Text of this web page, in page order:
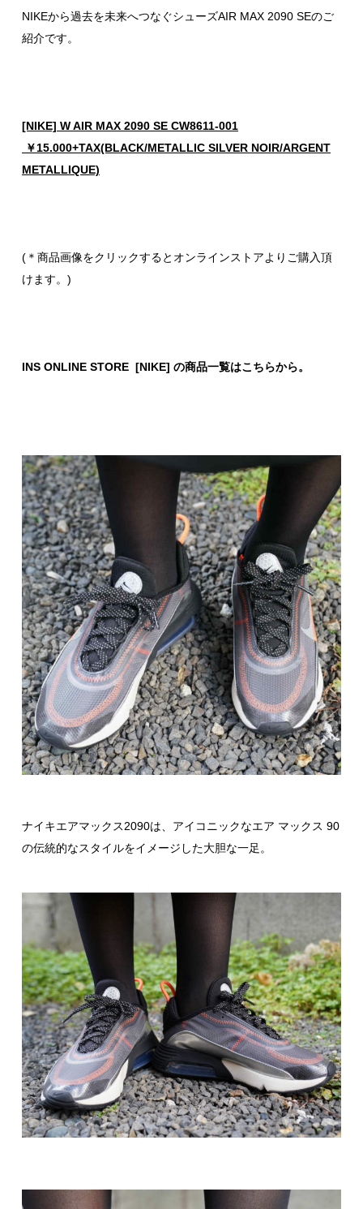
NIKEから過去を未来へつなぐシューズAIR MAX 2090 SEのご
紹介です。
[NIKE] W AIR MAX 2090 SE CW8611-001
￥15.000+TAX(BLACK/METALLIC SILVER NOIR/ARGENT
METALLIQUE)
(＊商品画像をクリックするとオンラインストアよりご購入頂
けます。)
INS ONLINE STORE [NIKE] の商品一覧はこちらから。
ナイキエアマックス2090は、アイコニックなエア マックス 90
の伝統的なスタイルをイメージした大胆な一足。